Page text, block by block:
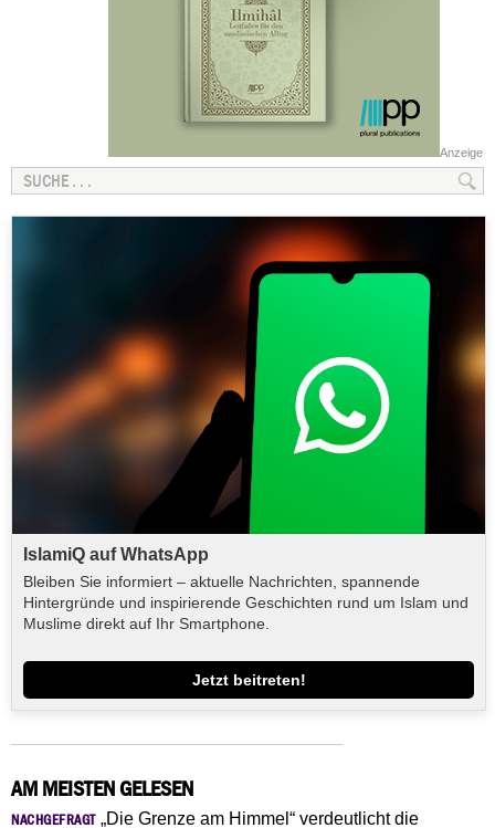
Anzeige
IslamiQ auf WhatsApp
Bleiben Sie informiert – aktuelle Nachrichten, spannende
Hintergründe und inspirierende Geschichten rund um Islam und
Muslime direkt auf Ihr Smartphone.
Jetzt beitreten!
AM MEISTEN GELESEN
NACHGEFRAGT„Die Grenze am Himmel“ verdeutlicht die